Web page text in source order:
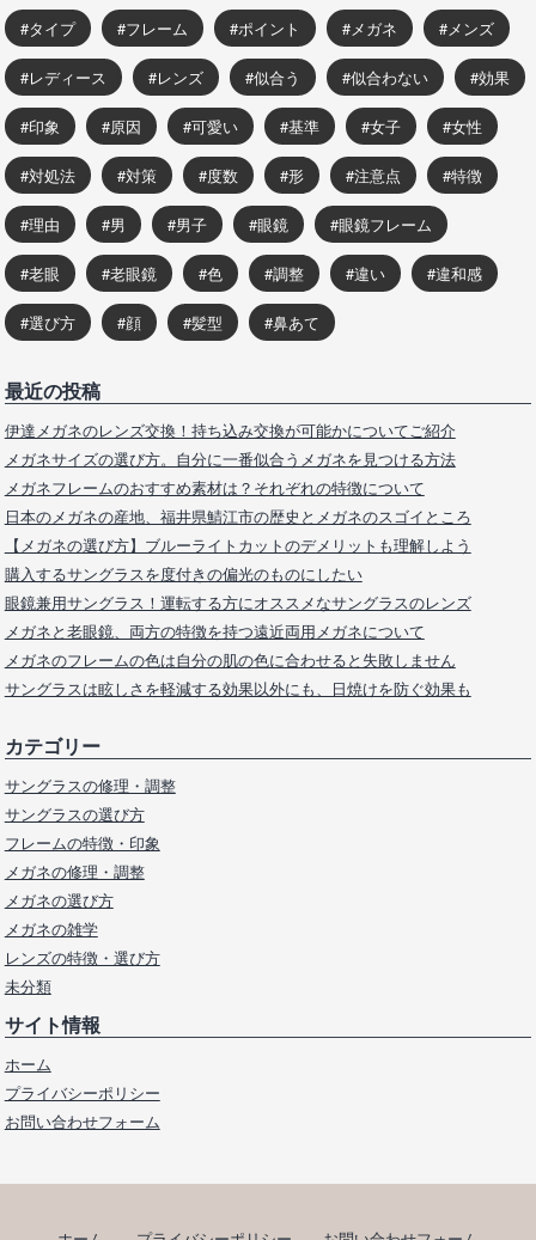
タイプ フレーム ポイント メガネ メンズ
レディース レンズ 似合う 似合わない 効果
印象 原因 可愛い 基準 女子 女性
対処法 対策 度数 形 注意点 特徴
理由 男 男子 眼鏡 眼鏡フレーム
老眼 老眼鏡 色 調整 違い 違和感
選び方 顔 髪型 鼻あて
最近の投稿
伊達メガネのレンズ交換！持ち込み交換が可能かについてご紹介
メガネサイズの選び方。自分に一番似合うメガネを見つける方法
メガネフレームのおすすめ素材は？それぞれの特徴について
日本のメガネの産地、福井県鯖江市の歴史とメガネのスゴイところ
【メガネの選び方】ブルーライトカットのデメリットも理解しよう
購入するサングラスを度付きの偏光のものにしたい
眼鏡兼用サングラス！運転する方にオススメなサングラスのレンズ
メガネと老眼鏡、両方の特徴を持つ遠近両用メガネについて
メガネのフレームの色は自分の肌の色に合わせると失敗しません
サングラスは眩しさを軽減する効果以外にも、日焼けを防ぐ効果も
カテゴリー
サングラスの修理・調整
サングラスの選び方
フレームの特徴・印象
メガネの修理・調整
メガネの選び方
メガネの雑学
レンズの特徴・選び方
未分類
サイト情報
ホーム
プライバシーポリシー
お問い合わせフォーム